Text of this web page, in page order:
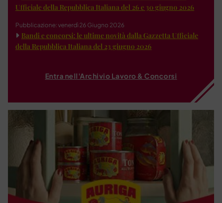
Ufficiale della Repubblica Italiana del 26 e 30 giugno 2026
Pubblicazione: venerdì 26 Giugno 2026
Bandi e concorsi: le ultime novità dalla Gazzetta Ufficiale
della Repubblica Italiana del 23 giugno 2026
Entra nell'Archivio Lavoro & Concorsi